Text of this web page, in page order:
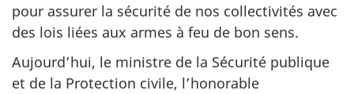
pour assurer la sécurité de nos collectivités avec
des lois liées aux armes à feu de bon sens.
Aujourd’hui, le ministre de la Sécurité publique
et de la Protection civile, l’honorable